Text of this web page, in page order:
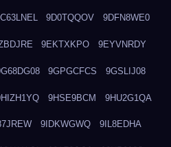
9D0TQQOV 9DFN8WE0
9EKTXKPO 9EYVNRDY
9GPGCFCS 9GSLIJ08
9HSE9BCM 9HU2G1QA
9IDKWGWQ 9IL8EDHA